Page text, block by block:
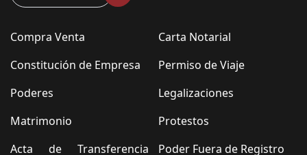
Compra Venta
Constitución de Empresa
Poderes
Matrimonio
Acta de Transferencia
Carta Notarial
Permiso de Viaje
Legalizaciones
Protestos
Poder Fuera de Registro